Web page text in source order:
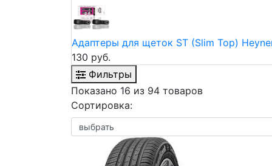
Адаптеры для щеток ST (Slim Top)
130 руб.
Фильтры
Показано 16 из 94 товаров
Сортировка: